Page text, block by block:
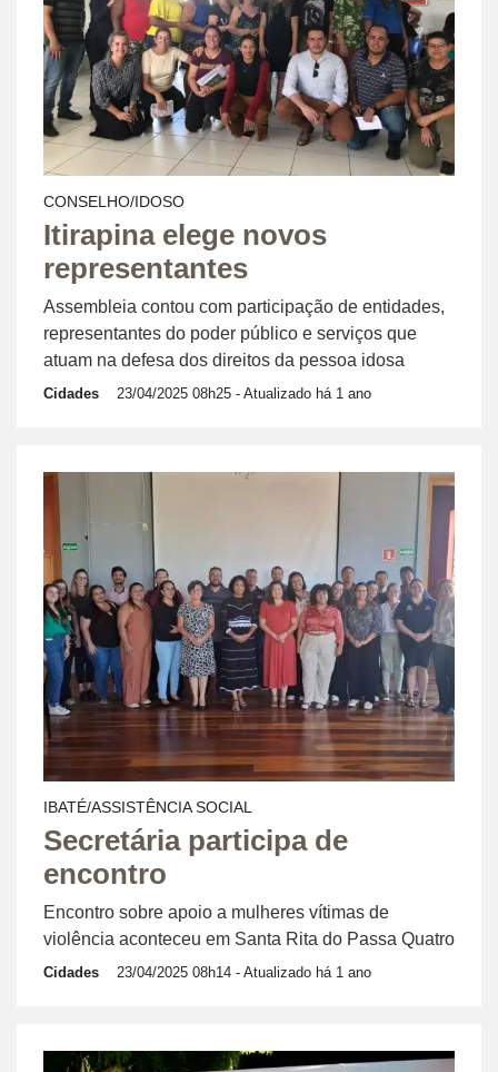
CONSELHO/IDOSO
Itirapina elege novos
representantes
Assembleia contou com participação de entidades,
representantes do poder público e serviços que
atuam na defesa dos direitos da pessoa idosa
Cidades 23/04/2025 08h25 - Atualizado há 1 ano
IBATÉ/ASSISTÊNCIA SOCIAL
Secretária participa de
encontro
Encontro sobre apoio a mulheres vítimas de
violência aconteceu em Santa Rita do Passa Quatro
Cidades 23/04/2025 08h14 - Atualizado há 1 ano